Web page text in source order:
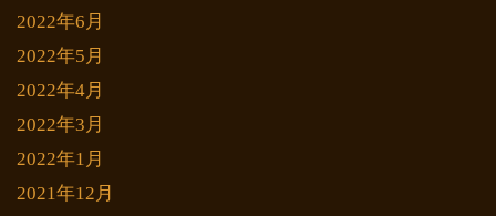
2022年6月
2022年5月
2022年4月
2022年3月
2022年1月
2021年12月